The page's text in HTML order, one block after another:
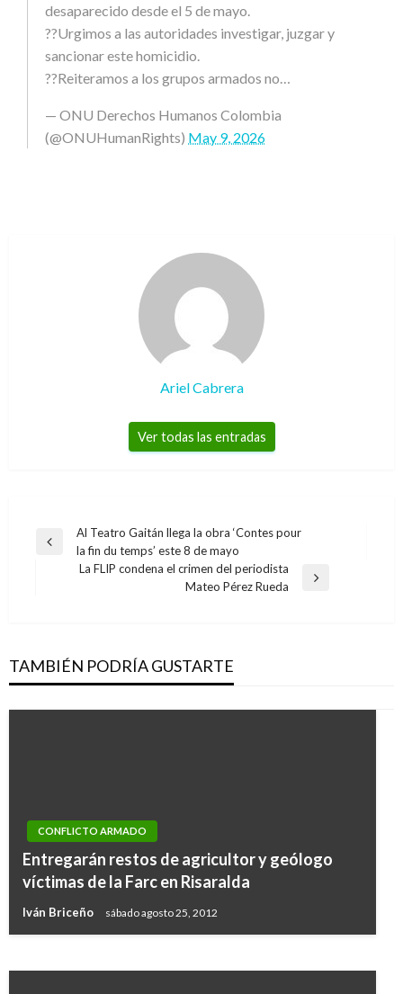
desaparecido desde el 5 de mayo.
??Urgimos a las autoridades investigar, juzgar y
sancionar este homicidio.
??Reiteramos a los grupos armados no…
— ONU Derechos Humanos Colombia
(@ONUHumanRights) May 9, 2026
Ariel Cabrera
Ver todas las entradas
Navegación
Entrada
Al Teatro Gaitán llega la obra ‘Contes pour
la fin du temps’ este 8 de mayo
La FLIP condena el crimen del periodista
Mateo Pérez Rueda
TAMBIÉN PODRÍA GUSTARTE
CONFLICTO ARMADO
Entregarán restos de agricultor y geólogo
víctimas de la Farc en Risaralda
Iván Briceño sábado agosto 25, 2012
JUDICIAL
Fiscalía ha esclarecido el 90,5 por ciento de los
feminicidios, pero los casos se siguen